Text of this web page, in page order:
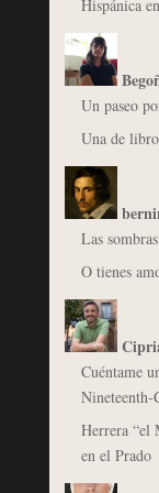
Hispánica
Un paseo
Una de
Las
O tienes
Cuéntame
Nineteenth-
Herrera “el
en el Prado